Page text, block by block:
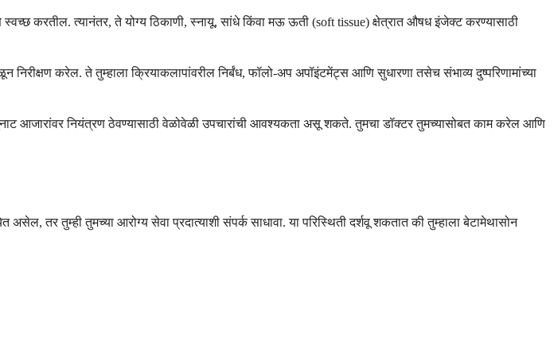
करतील. त्यानंतर, ते योग्य ठिकाणी, स्नायू, सांधे किंवा मऊ ऊती (soft tissue) क्षेत्रात औषध इंजेक्ट करण्यासाठी
करेल. ते तुम्हाला क्रियाकलापांवरील निर्बंध, फॉलो-अप अपॉइंटमेंट्स आणि सुधारणा तसेच संभाव्य दुष्परिणामांच्या
आजारांवर नियंत्रण ठेवण्यासाठी वेळोवेळी उपचारांची आवश्यकता असू शकते. तुमचा डॉक्टर तुमच्यासोबत काम करेल आणि
तर तुम्ही तुमच्या आरोग्य सेवा प्रदात्याशी संपर्क साधावा. या परिस्थिती दर्शवू शकतात की तुम्हाला बेटामेथासोन